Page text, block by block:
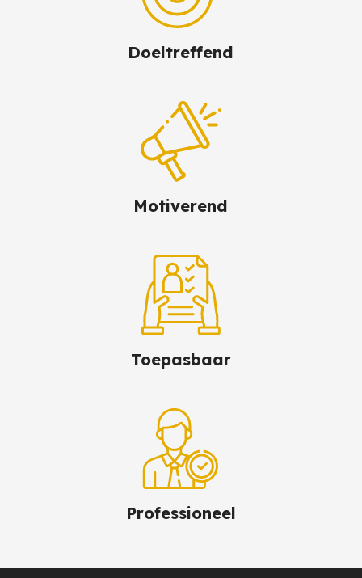
Doeltreffend
Motiverend
Toepasbaar
Professioneel